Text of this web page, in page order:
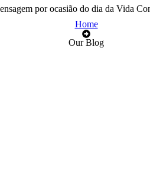
por ocasião do dia da Vida
Home
Our Blog